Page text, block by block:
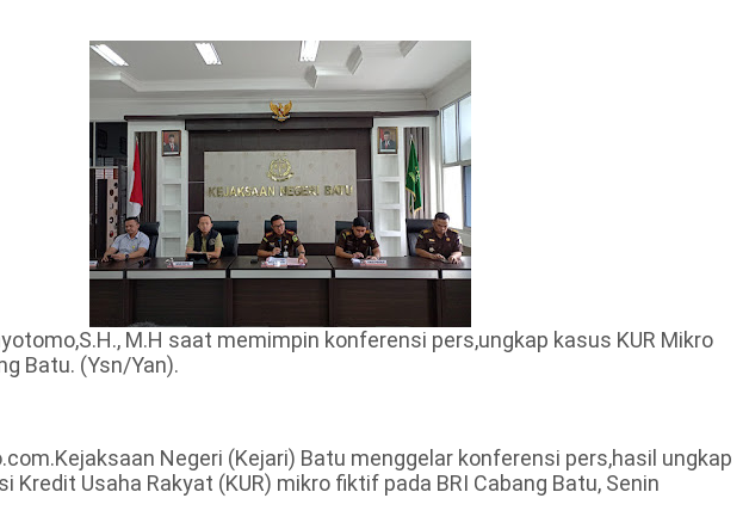
M.H saat memimpin konferensi pers,ungkap kasus KUR Mikro
Batu. (Ysn/Yan).
Negeri (Kejari) Batu menggelar konferensi pers,hasil ungkap
Kredit Usaha Rakyat (KUR) mikro fiktif pada BRI Cabang Batu, Senin